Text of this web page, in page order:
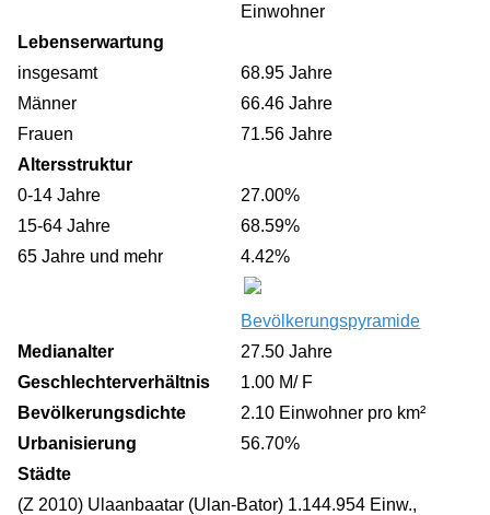
Einwohner
Lebenserwartung
insgesamt
68.95 Jahre
Männer
66.46 Jahre
Frauen
71.56 Jahre
Altersstruktur
0-14 Jahre
27.00%
15-64 Jahre
68.59%
65 Jahre und mehr
4.42%
Bevölkerungspyramide
Medianalter
27.50 Jahre
Geschlechterverhältnis
1.00 M/ F
Bevölkerungsdichte
2.10 Einwohner pro km²
Urbanisierung
56.70%
Städte
(Z 2010) Ulaanbaatar (Ulan-Bator) 1.144.954 Einw.,